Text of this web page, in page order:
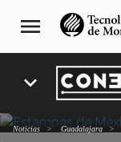
navegación
principal
menu
expand_more
Noticias Guadalajara
“México